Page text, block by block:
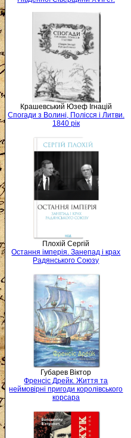
Крашевський Юзеф Ігнацій
Спогади з Волині, Полісся і Литви.
1840 рік
Плохій Сергій
Остання імперія. Занепад і крах
Радянського Союзу
Губарев Віктор
Френсіс Дрейк. Життя та
неймовірні пригоди королівського
корсара